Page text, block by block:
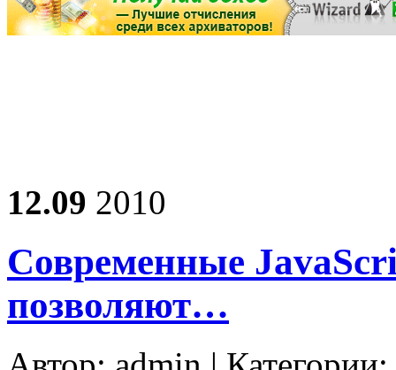
12.09 2010
Современные
позволяют…